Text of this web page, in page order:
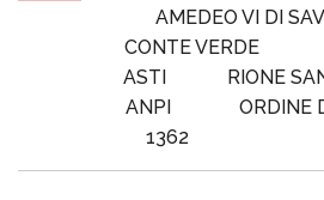
AMEDEO VI DI
CONTE VERDE
ASTI
RIONE
ANPI
ORDINE
1362